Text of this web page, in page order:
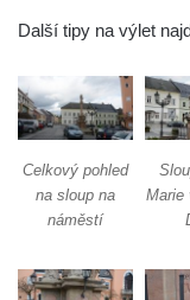
Sloup
Sloup Panny
Sloup se sochou
Sloup svatého
Sloup
Ústí nad Labem
Další tipy na výlet
Celkový pohled
na sloup na
náměstí
Marie